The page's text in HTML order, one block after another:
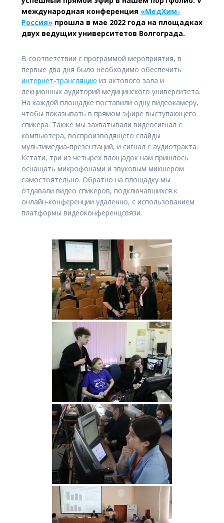
международная конференция «МедХим-
Россия» прошла в мае 2022 года на площадках
двух ведущих университетов Волгограда.
В соответствии с программой мероприятия, в
первые два дня было необходимо обеспечить
интернет-трансляцию из актового зала и
лекционных аудиторий медицинского университета.
На каждой площадке поставили одну видеокамеру,
чтобы показывать в прямом эфире выступающего
спикера. Также мы захватывали видеосигнал с
компьютера, воспроизводящего слайды
мультимедиа-презентаций, и сигнал с аудиотракта.
Кстати, три из четырех площадок нам пришлось
оснащать микрофонами и звуковым микшером
самостоятельно. Обратно на площадку мы
отдавали видео спикеров, подключавшихся к
онлайн-конференции удаленно, с использованием
платформы видеоконференцсвязи.